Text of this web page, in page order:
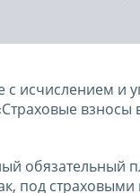
с исчислением и
взносы
обязательный
под